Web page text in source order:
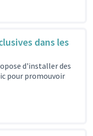
dans les
d'installer des
pour promouvoir